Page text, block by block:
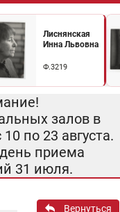
Лиснянская
Инна Львовна
Ф.3219
залов в
по 23 августа.
приема
31 июля.
Вернуться